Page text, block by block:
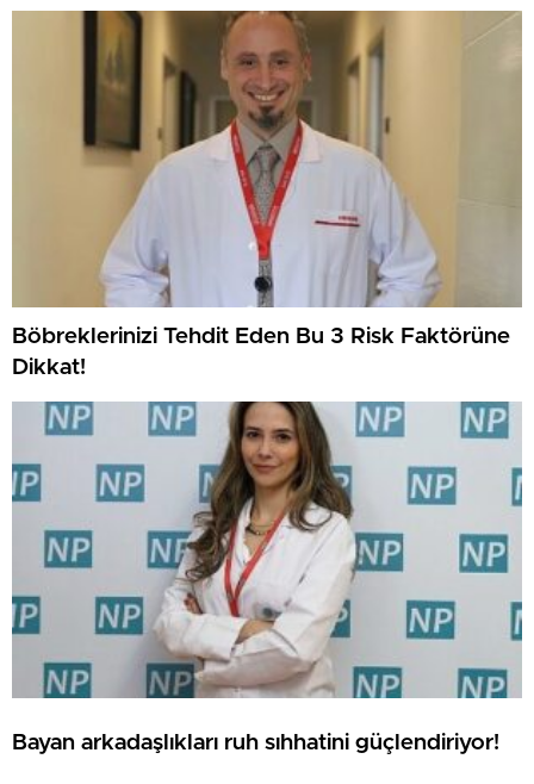
Böbreklerinizi Tehdit Eden Bu 3 Risk Faktörüne
Dikkat!
Bayan arkadaşlıkları ruh sıhhatini güçlendiriyor!